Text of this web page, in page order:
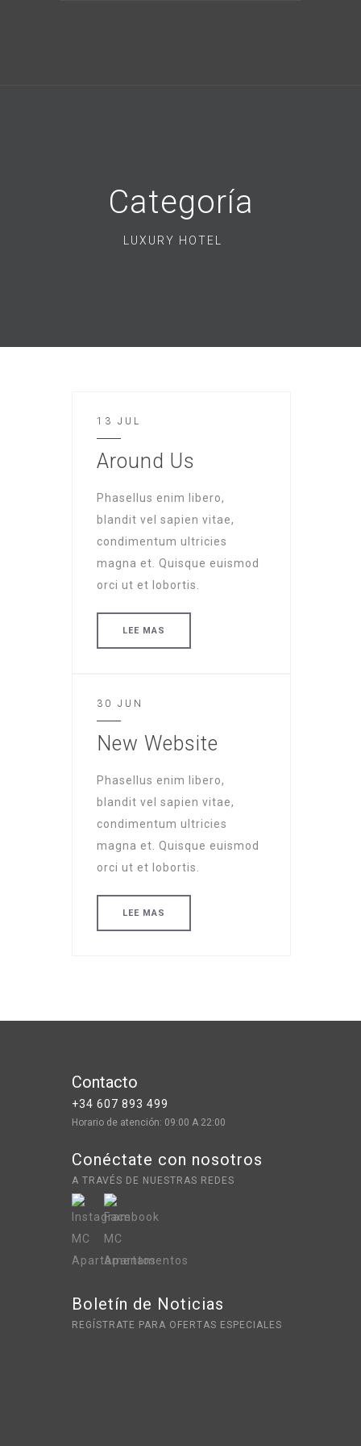
Categoría
LUXURY HOTEL
13 JUL
Around Us
Phasellus enim libero,
blandit vel sapien vitae,
condimentum ultricies
magna et. Quisque euismod
orci ut et lobortis.
LEE MAS
30 JUN
New Website
Phasellus enim libero,
blandit vel sapien vitae,
condimentum ultricies
magna et. Quisque euismod
orci ut et lobortis.
LEE MAS
Contacto
+34 607 893 499
Horario de atención: 09:00 A 22:00
Conéctate con nosotros
A TRAVÉS DE NUESTRAS REDES
Boletín de Noticias
REGÍSTRATE PARA OFERTAS ESPECIALES